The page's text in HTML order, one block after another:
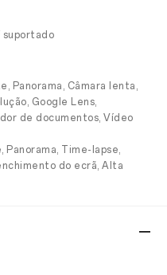
suportado
Panorama, Câmara lenta,
Google Lens,
de documentos, Vídeo
Time-lapse,
do ecrã, Alta